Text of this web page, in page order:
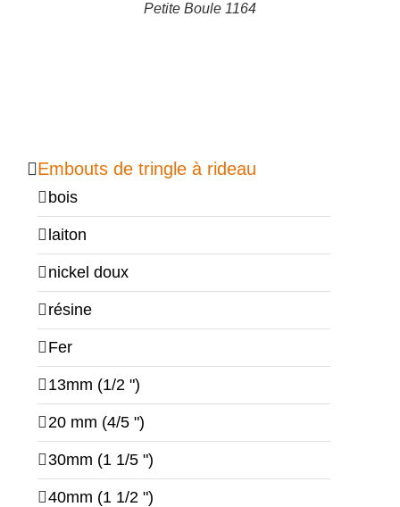
Petite Boule 1164
Embouts de tringle à rideau
bois
laiton
nickel doux
résine
Fer
13mm (1/2 ")
20 mm (4/5 ")
30mm (1 1/5 ")
40mm (1 1/2 ")